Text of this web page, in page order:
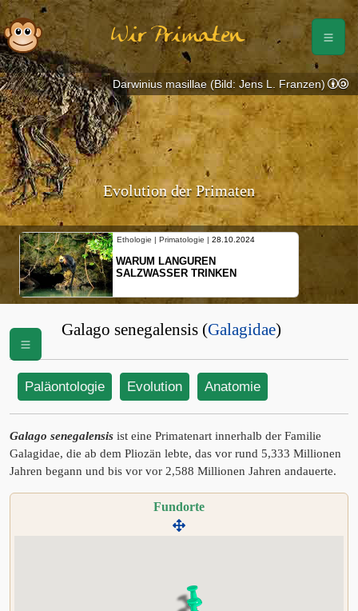
Wir Primaten
Evolution der Primaten
Ethologie | Primatologie |
NEUES VON WEIBLICHEN
SCHOPFGIBBONS UND IHRER
Darwinius masillae (Bild: Jens L. Franzen)
Galago senegalensis (Galagidae)
Paläontologie Evolution Anatomie
Galago senegalensis ist eine Primatenart innerhalb der Familie
Galagidae, die ab dem Pliozän lebte, das vor rund 5,333 Millionen
Jahren begann und bis vor vor 2,588 Millionen Jahren andauerte.
Fundorte